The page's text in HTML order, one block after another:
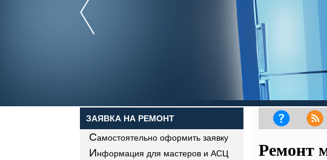
ЗАЯВКА НА РЕМОНТ
Самостоятельно оформить заявку
Информация для мастеров и АСЦ Ремонт